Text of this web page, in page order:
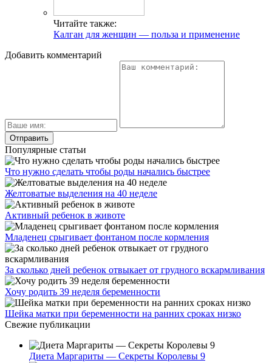
Читайте также:
Калган для женщин — польза и применение
Добавить комментарий
Популярные статьи
Что нужно сделать чтобы роды начались быстрее
Желтоватые выделения на 40 неделе
Активный ребенок в животе
Младенец срыгивает фонтаном после кормления
За сколько дней ребенок отвыкает от грудного вскармливания
Хочу родить 39 неделя беременности
Шейка матки при беременности на ранних сроках низко
Свежие публикации
Диета Маргариты — Секреты Королевы 9